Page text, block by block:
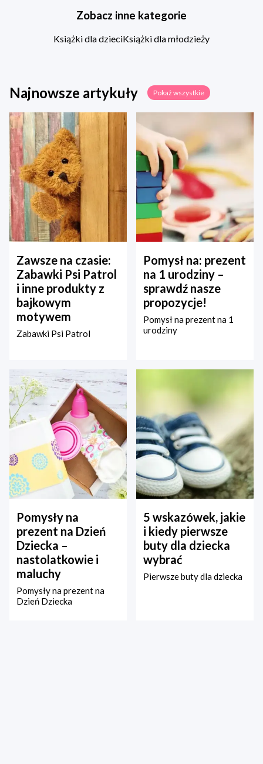
Zobacz inne kategorie
Książki dla dzieciKsiążki dla młodzieży
Najnowsze artykuły Pokaż wszystkie
Zawsze na czasie:
Zabawki Psi Patrol
i inne produkty z
bajkowym
motywem
Zabawki Psi Patrol
Pomysł na: prezent
na 1 urodziny –
sprawdź nasze
propozycje!
Pomysł na prezent na 1
urodziny
Pomysły na
prezent na Dzień
Dziecka –
nastolatkowie i
maluchy
Pomysły na prezent na
Dzień Dziecka
5 wskazówek, jakie
i kiedy pierwsze
buty dla dziecka
wybrać
Pierwsze buty dla dziecka